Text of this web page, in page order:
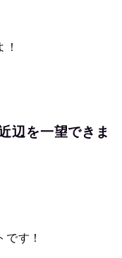
辺を一望できま
す！